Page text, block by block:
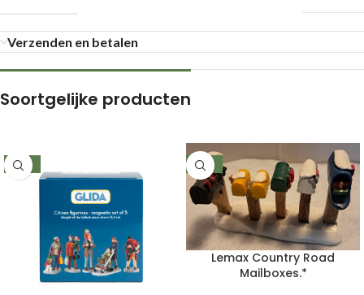
Verzenden en betalen
Soortgelijke producten
-26% -39%
Lemax Country Road
Mailboxes.*